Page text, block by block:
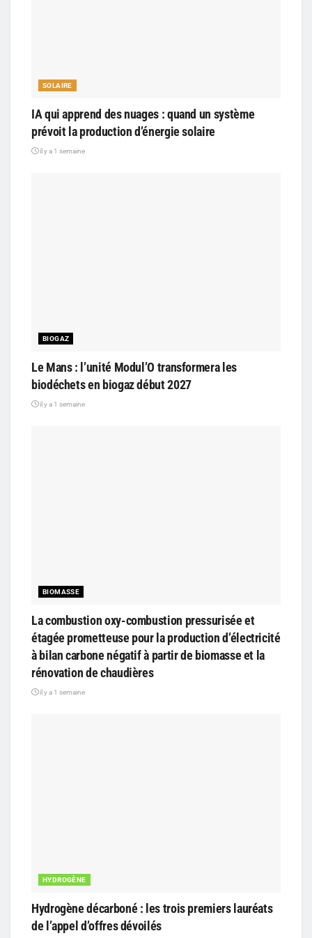
SOLAIRE
IA qui apprend des nuages : quand un système
prévoit la production d’énergie solaire
il y a 1 semaine
BIOGAZ
Le Mans : l’unité Modul’O transformera les
biodéchets en biogaz début 2027
il y a 1 semaine
BIOMASSE
La combustion oxy-combustion pressurisée et
étagée prometteuse pour la production d’électricité
à bilan carbone négatif à partir de biomasse et la
rénovation de chaudières
il y a 1 semaine
HYDROGÈNE
Hydrogène décarboné : les trois premiers lauréats
de l’appel d’offres dévoilés